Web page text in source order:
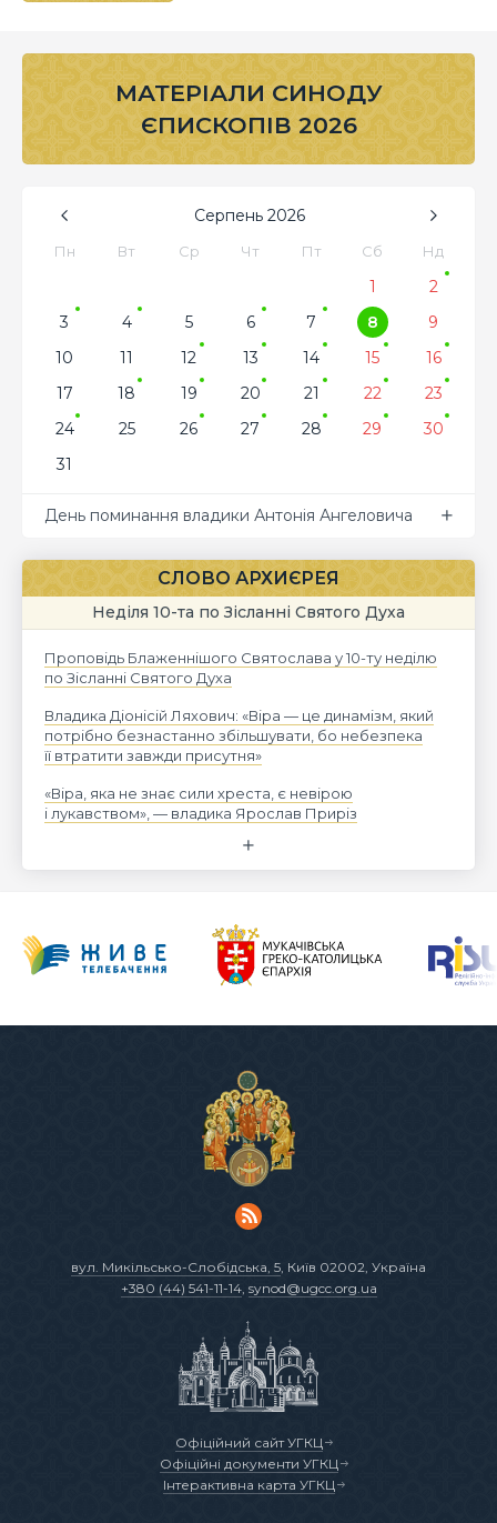
МАТЕРІАЛИ СИНОДУ
ЄПИСКОПІВ 2026
Серпень 2026
Пн Вт Ср Чт Пт Сб Нд
1
2
3
4 5 6 7 8
9
10
11 12 13 14 15
16
17
18 19 20 21 22
23
24
25 26 27 28 29
30
31
День поминання владики Антонія Ангеловича
СЛОВО АРХИЄРЕЯ
Неділя 10-та по Зісланні Святого Духа
Проповідь Блаженнішого Святослава у 10-ту неділю
по Зісланні Святого Духа
Владика Діонісій Ляхович: «Віра — це динамізм, який
потрібно безнастанно збільшувати, бо небезпека
її втратити завжди присутня»
«Віра, яка не знає сили хреста, є невірою
і лукавством», — владика Ярослав Приріз
вул. Микільсько-Слобідська, 5, Київ 02002, Україна
+380 (44) 541-11-14, synod@ugcc.org.ua
Офіційний сайт УГКЦ
Офіційні документи УГКЦ
Інтерактивна карта УГКЦ